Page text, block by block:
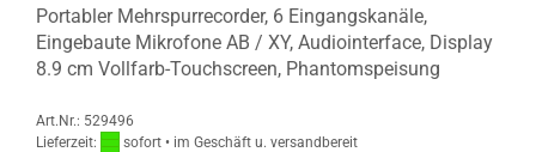
Portabler Mehrspurrecorder, 6 Eingangskanäle,
Eingebaute Mikrofone AB / XY, Audiointerface, Display
8.9 cm Vollfarb-Touchscreen, Phantomspeisung
Art.Nr.: 529496
Lieferzeit:
sofort • im Geschäft u. versandbereit